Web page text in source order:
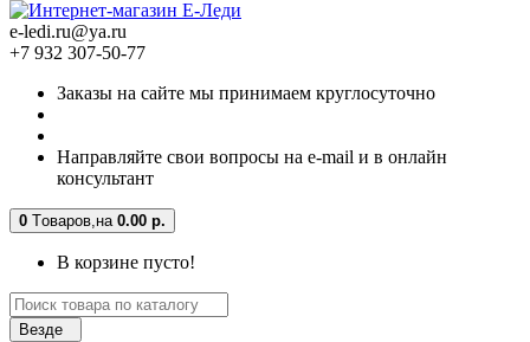
e-ledi.ru@ya.ru
+7 932 307-50-77
Заказы на сайте мы принимаем круглосуточно
Направляйте свои вопросы на e-mail и в онлайн
консультант
0 Tоваров,на 0.00 р.
В корзине пусто!
Везде